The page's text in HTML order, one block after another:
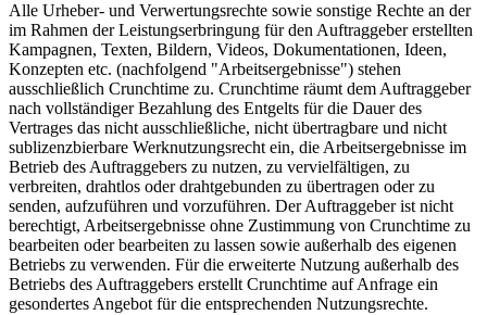
Alle Urheber- und Verwertungsrechte sowie sonstige Rechte an der
im Rahmen der Leistungserbringung für den Auftraggeber erstellten
Kampagnen, Texten, Bildern, Videos, Dokumentationen, Ideen,
Konzepten etc. (nachfolgend "Arbeitsergebnisse") stehen
ausschließlich Crunchtime zu. Crunchtime räumt dem Auftraggeber
nach vollständiger Bezahlung des Entgelts für die Dauer des
Vertrages das nicht ausschließliche, nicht übertragbare und nicht
sublizenzbierbare Werknutzungsrecht ein, die Arbeitsergebnisse im
Betrieb des Auftraggebers zu nutzen, zu vervielfältigen, zu
verbreiten, drahtlos oder drahtgebunden zu übertragen oder zu
senden, aufzuführen und vorzuführen. Der Auftraggeber ist nicht
berechtigt, Arbeitsergebnisse ohne Zustimmung von Crunchtime zu
bearbeiten oder bearbeiten zu lassen sowie außerhalb des eigenen
Betriebs zu verwenden. Für die erweiterte Nutzung außerhalb des
Betriebs des Auftraggebers erstellt Crunchtime auf Anfrage ein
gesondertes Angebot für die entsprechenden Nutzungsrechte.